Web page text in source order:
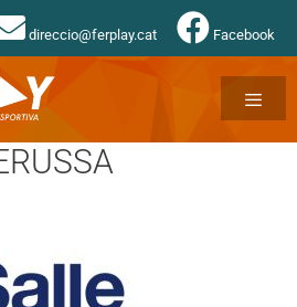
direccio@ferplay.cat Facebook